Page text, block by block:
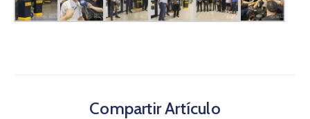
Compartir Artículo